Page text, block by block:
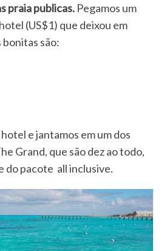
praia publicas.Pegamos um
(US$1) que deixou em
bonitas são:
e jantamos em um dos
Grand, que são dez ao todo,
do pacote all inclusive.